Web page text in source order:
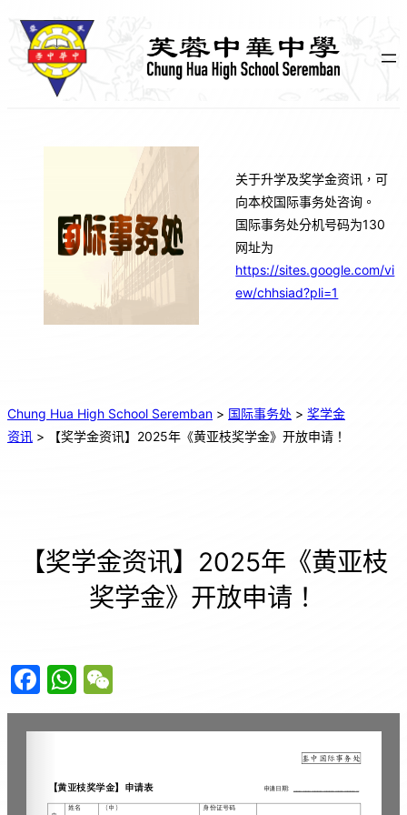
关于升学及奖学金资讯，可
向本校国际事务处咨询。
国际事务处分机号码为130
网址为
https://sites.google.com/vi
ew/chhsiad?pli=1
Chung Hua High School Seremban > 国际事务处 > 奖学金
资讯 > 【奖学金资讯】2025年《黄亚枝奖学金》开放申请！
【奖学金资讯】2025年《黄亚枝
奖学金》开放申请！
F
a
c
b
W
h
at
A
e
C
at